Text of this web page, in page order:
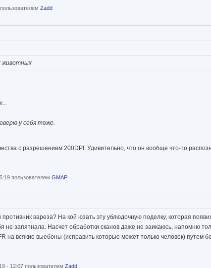
Zadd
животных
у себя тоже.
с разрешением 200DPI. Удивительно, что он вообще что-то
пользователем GMAP
вареза? На кой юзать эту ублюдочную поделку, которая
не запятнала. Насчет обработки сканов даже не заикаюсь, напомню
на всякие выебоны (исправить которые может только человек) путем
- 12:07 пользователем Zadd